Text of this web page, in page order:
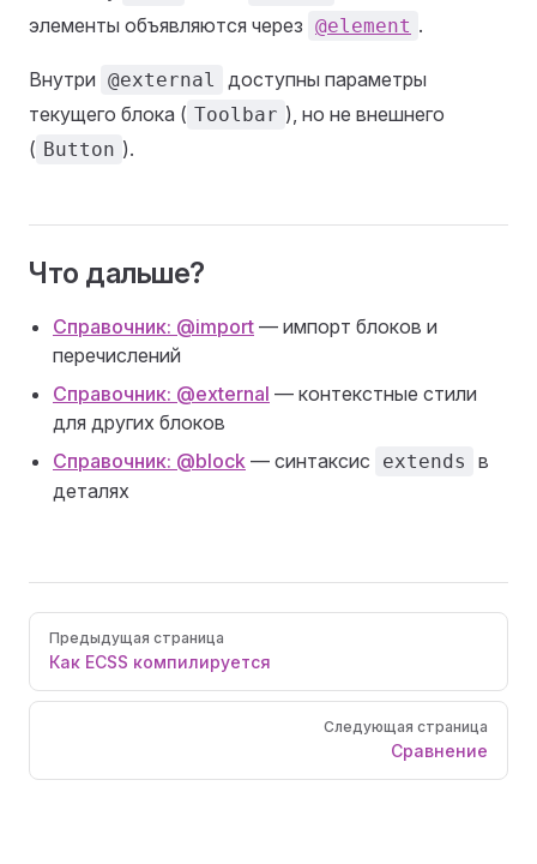
элементы объявляются через @element .
Внутри @external
доступны параметры
текущего блока ( Toolbar ), но не внешнего
( Button ).
Что дальше?
Справочник: @import — импорт блоков и
перечислений
Справочник: @external — контекстные стили
для других блоков
Справочник: @block — синтаксис extends
в
деталях
Pager
Предыдущая страница
Как ECSS компилируется
Следующая страница
Сравнение